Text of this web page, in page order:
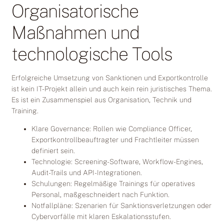
Organisatorische
Maßnahmen und
technologische Tools
Erfolgreiche Umsetzung von Sanktionen und Exportkontrolle
ist kein IT-Projekt allein und auch kein rein juristisches Thema.
Es ist ein Zusammenspiel aus Organisation, Technik und
Training.
Klare Governance: Rollen wie Compliance Officer,
Exportkontrollbeauftragter und Frachtleiter müssen
definiert sein.
Technologie: Screening-Software, Workflow-Engines,
Audit-Trails und API-Integrationen.
Schulungen: Regelmäßige Trainings für operatives
Personal, maßgeschneidert nach Funktion.
Notfallpläne: Szenarien für Sanktionsverletzungen oder
Cybervorfälle mit klaren Eskalationsstufen.